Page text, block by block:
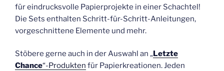
für eindrucksvolle Papierprojekte in einer Schachtel!
Die Sets enthalten Schritt-für-Schritt-Anleitungen,
vorgeschnittene Elemente und mehr.
Stöbere gerne auch in der Auswahl an „Letzte
Chance“-Produkten für Papierkreationen. Jeden